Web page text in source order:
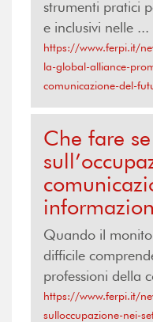
strumenti pratici
e inclusivi nelle ...
https://www.ferpi.it/
la-global-alliance-
comunicazione-del-
Che fare
Quando il
difficile
professioni della
https://www.ferpi.it/
sulloccupazione-nei-